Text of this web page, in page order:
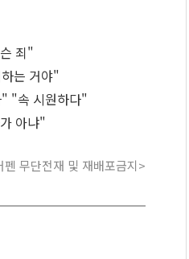
죄"
는 거야"
"속 시원하다"
아냐"
무단전재 및 재배포금지>